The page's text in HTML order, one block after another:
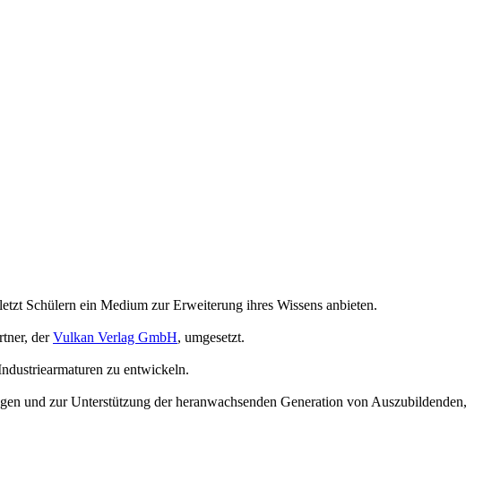
Schülern ein Medium zur Erweiterung ihres Wissens anbieten.
derVulkan Verlag GmbH, umgesetzt.
zu entwickeln.
und zur Unterstützung der heranwachsenden Generation von Auszubildenden,